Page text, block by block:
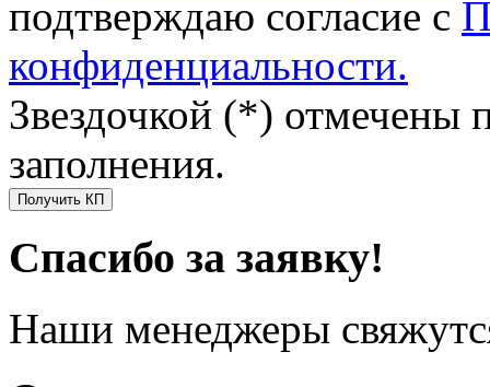
подтверждаю согласие с
конфиденциальности.
Звездочкой (*) отмечены
заполнения.
Получить КП
Спасибо за заявку!
Наши менеджеры